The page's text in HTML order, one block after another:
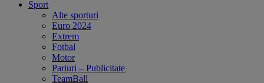
Sport
Alte sporturi
Euro 2024
Extrem
Fotbal
Motor
Pariuri – Publicitate
TeamBall